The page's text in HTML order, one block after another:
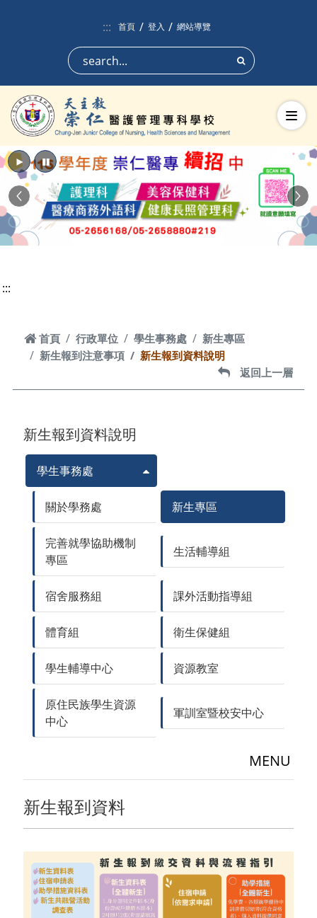
:::
首頁 登入 網站導覽
搜尋
切換
Previous
播放 暫停
:::
首頁
首頁 行政單位 學生事務處
新生專區
新生報到注意事項
新生報到資料說明
返回上一層
返回上一層
新生報到資料說明
學生事務處
關於學務處 新生專區
完善就學協助機制
專區
生活輔導組
宿舍服務組 課外活動指導組
體育組 衛生保健組
學生輔導中心 資源教室
原住民族學生資源
中心
軍訓室暨校安中心
MENU
新生報到資料